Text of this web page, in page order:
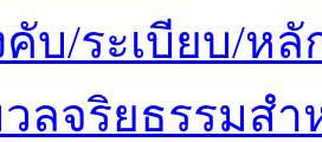
บ/ระเบียบ/ห
ลจริยธรรมส